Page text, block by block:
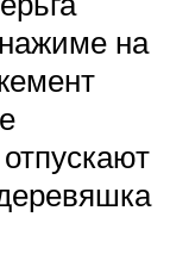
на